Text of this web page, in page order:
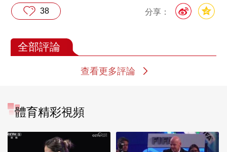
分享：
38
全部評論
查看更多評論
體育精彩視頻